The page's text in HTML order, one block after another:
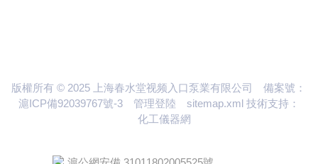
版權所有 © 2025 上海春水堂视频入口泵業有限公司備案號：
滬ICP備92039767號-3
管理登陸 sitemap.xml 技術支持：
化工儀器網